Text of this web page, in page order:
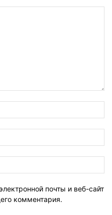
почты и веб-сайт
комментария.